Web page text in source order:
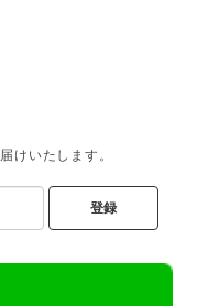
けいたします。
登録